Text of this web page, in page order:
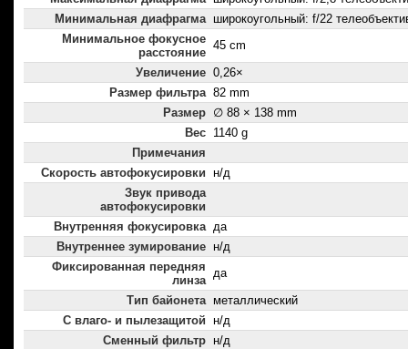
Минимальная диафрагма широкоугольный: f/22
Минимальное фокусное
расстояние
45 cm
Увеличение 0,26×
Размер фильтра 82 mm
Размер ∅ 88 × 138 mm
Вес 1140 g
Примечания
Скорость автофокусировки н/д
Звук привода
автофокусировки
Внутренняя фокусировка да
Внутреннее зумирование н/д
Фиксированная передняя
линза
да
Тип байонета металлический
С влаго- и пылезащитой н/д
Сменный фильтр н/д